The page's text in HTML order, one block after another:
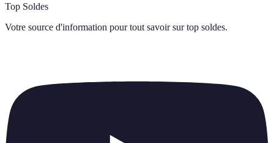
Top Soldes
Votre source d'information pour tout savoir sur top soldes.